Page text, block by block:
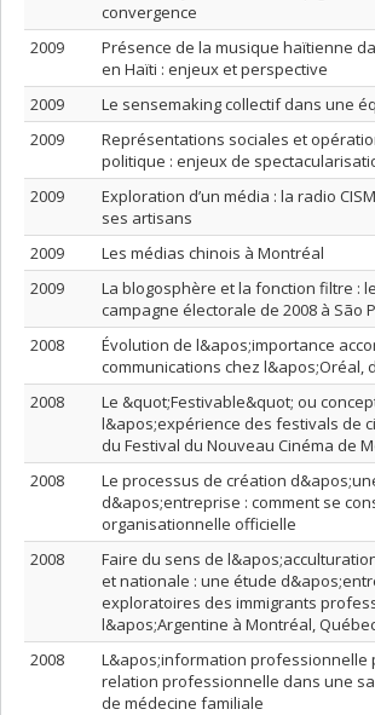
convergence
2009
Présence de la musique haïtienne
en Haïti : enjeux et perspective
2009
Le sensemaking collectif dans une
2009
Représentations sociales et
politique : enjeux de
2009
Exploration d’un média : la radio
ses artisans
2009
Les médias chinois à Montréal
2009
La blogosphère et la fonction filtre :
campagne électorale de 2008 à São
2008
Évolution de l&apos;importance
communications chez l&apos;Oréal,
2008
Le &quot;Festivable&quot; ou
l&apos;expérience des festivals de
du Festival du Nouveau Cinéma de
2008
Le processus de création
d&apos;entreprise : comment se
organisationnelle officielle
2008
Faire du sens de
et nationale : une étude
exploratoires des immigrants
l&apos;Argentine à Montréal,
2008
L&apos;information professionnelle
relation professionnelle dans une
de médecine familiale